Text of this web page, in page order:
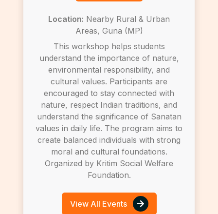
Location: Nearby Rural & Urban
Areas, Guna (MP)
This workshop helps students
understand the importance of nature,
environmental responsibility, and
cultural values. Participants are
encouraged to stay connected with
nature, respect Indian traditions, and
understand the significance of Sanatan
values in daily life. The program aims to
create balanced individuals with strong
moral and cultural foundations.
Organized by Kritim Social Welfare
Foundation.
View All Events